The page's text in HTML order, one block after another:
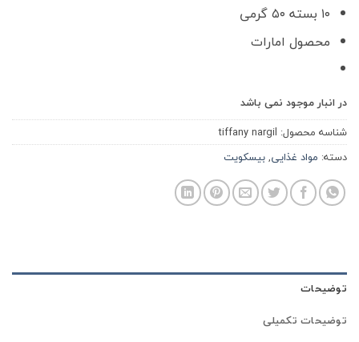
۱۰ بسته ۵۰ گرمی
محصول امارات
در انبار موجود نمی باشد
شناسه محصول: tiffany nargil
دسته: مواد غذایی,بیسکویت
توضیحات
توضیحات تکمیلی